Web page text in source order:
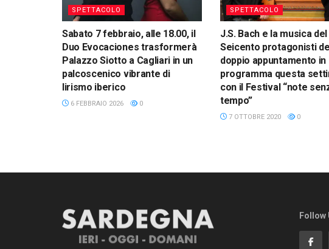
SPETTACOLO
Sabato 7 febbraio, alle 18.00, il
Duo Evocaciones trasformerà
Palazzo Siotto a Cagliari in un
palcoscenico vibrante di
lirismo iberico
6 FEBBRAIO 2026 0
SPETTACOLO
J.S. Bach e la musica del
Seicento protagonisti
doppio appuntamento in
programma questa
con il Festival “note
tempo”
7 OTTOBRE 2020 0
Follow